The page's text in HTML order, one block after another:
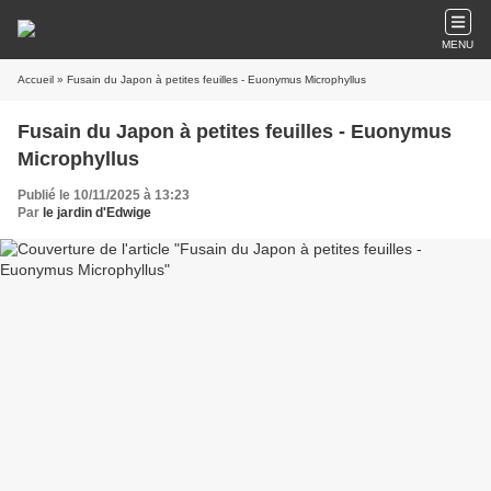
MENU
Accueil » Fusain du Japon à petites feuilles - Euonymus Microphyllus
Fusain du Japon à petites feuilles - Euonymus
Microphyllus
Publié le 10/11/2025 à 13:23
Par le jardin d'Edwige